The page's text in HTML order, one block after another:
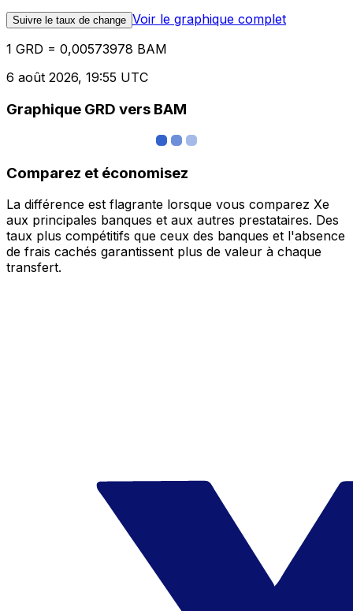
Suivre le taux de change Voir le graphique complet
1 GRD = 0,00573978 BAM
6 août 2026, 19:55 UTC
Graphique GRD vers BAM
Comparez et économisez
La différence est flagrante lorsque vous comparez Xe
aux principales banques et aux autres prestataires. Des
taux plus compétitifs que ceux des banques et l'absence
de frais cachés garantissent plus de valeur à chaque
transfert.